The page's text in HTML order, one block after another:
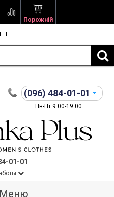
Порожній
(096) 484-01-01
Пн-Пт 9:00-19:00
01-01
Меню